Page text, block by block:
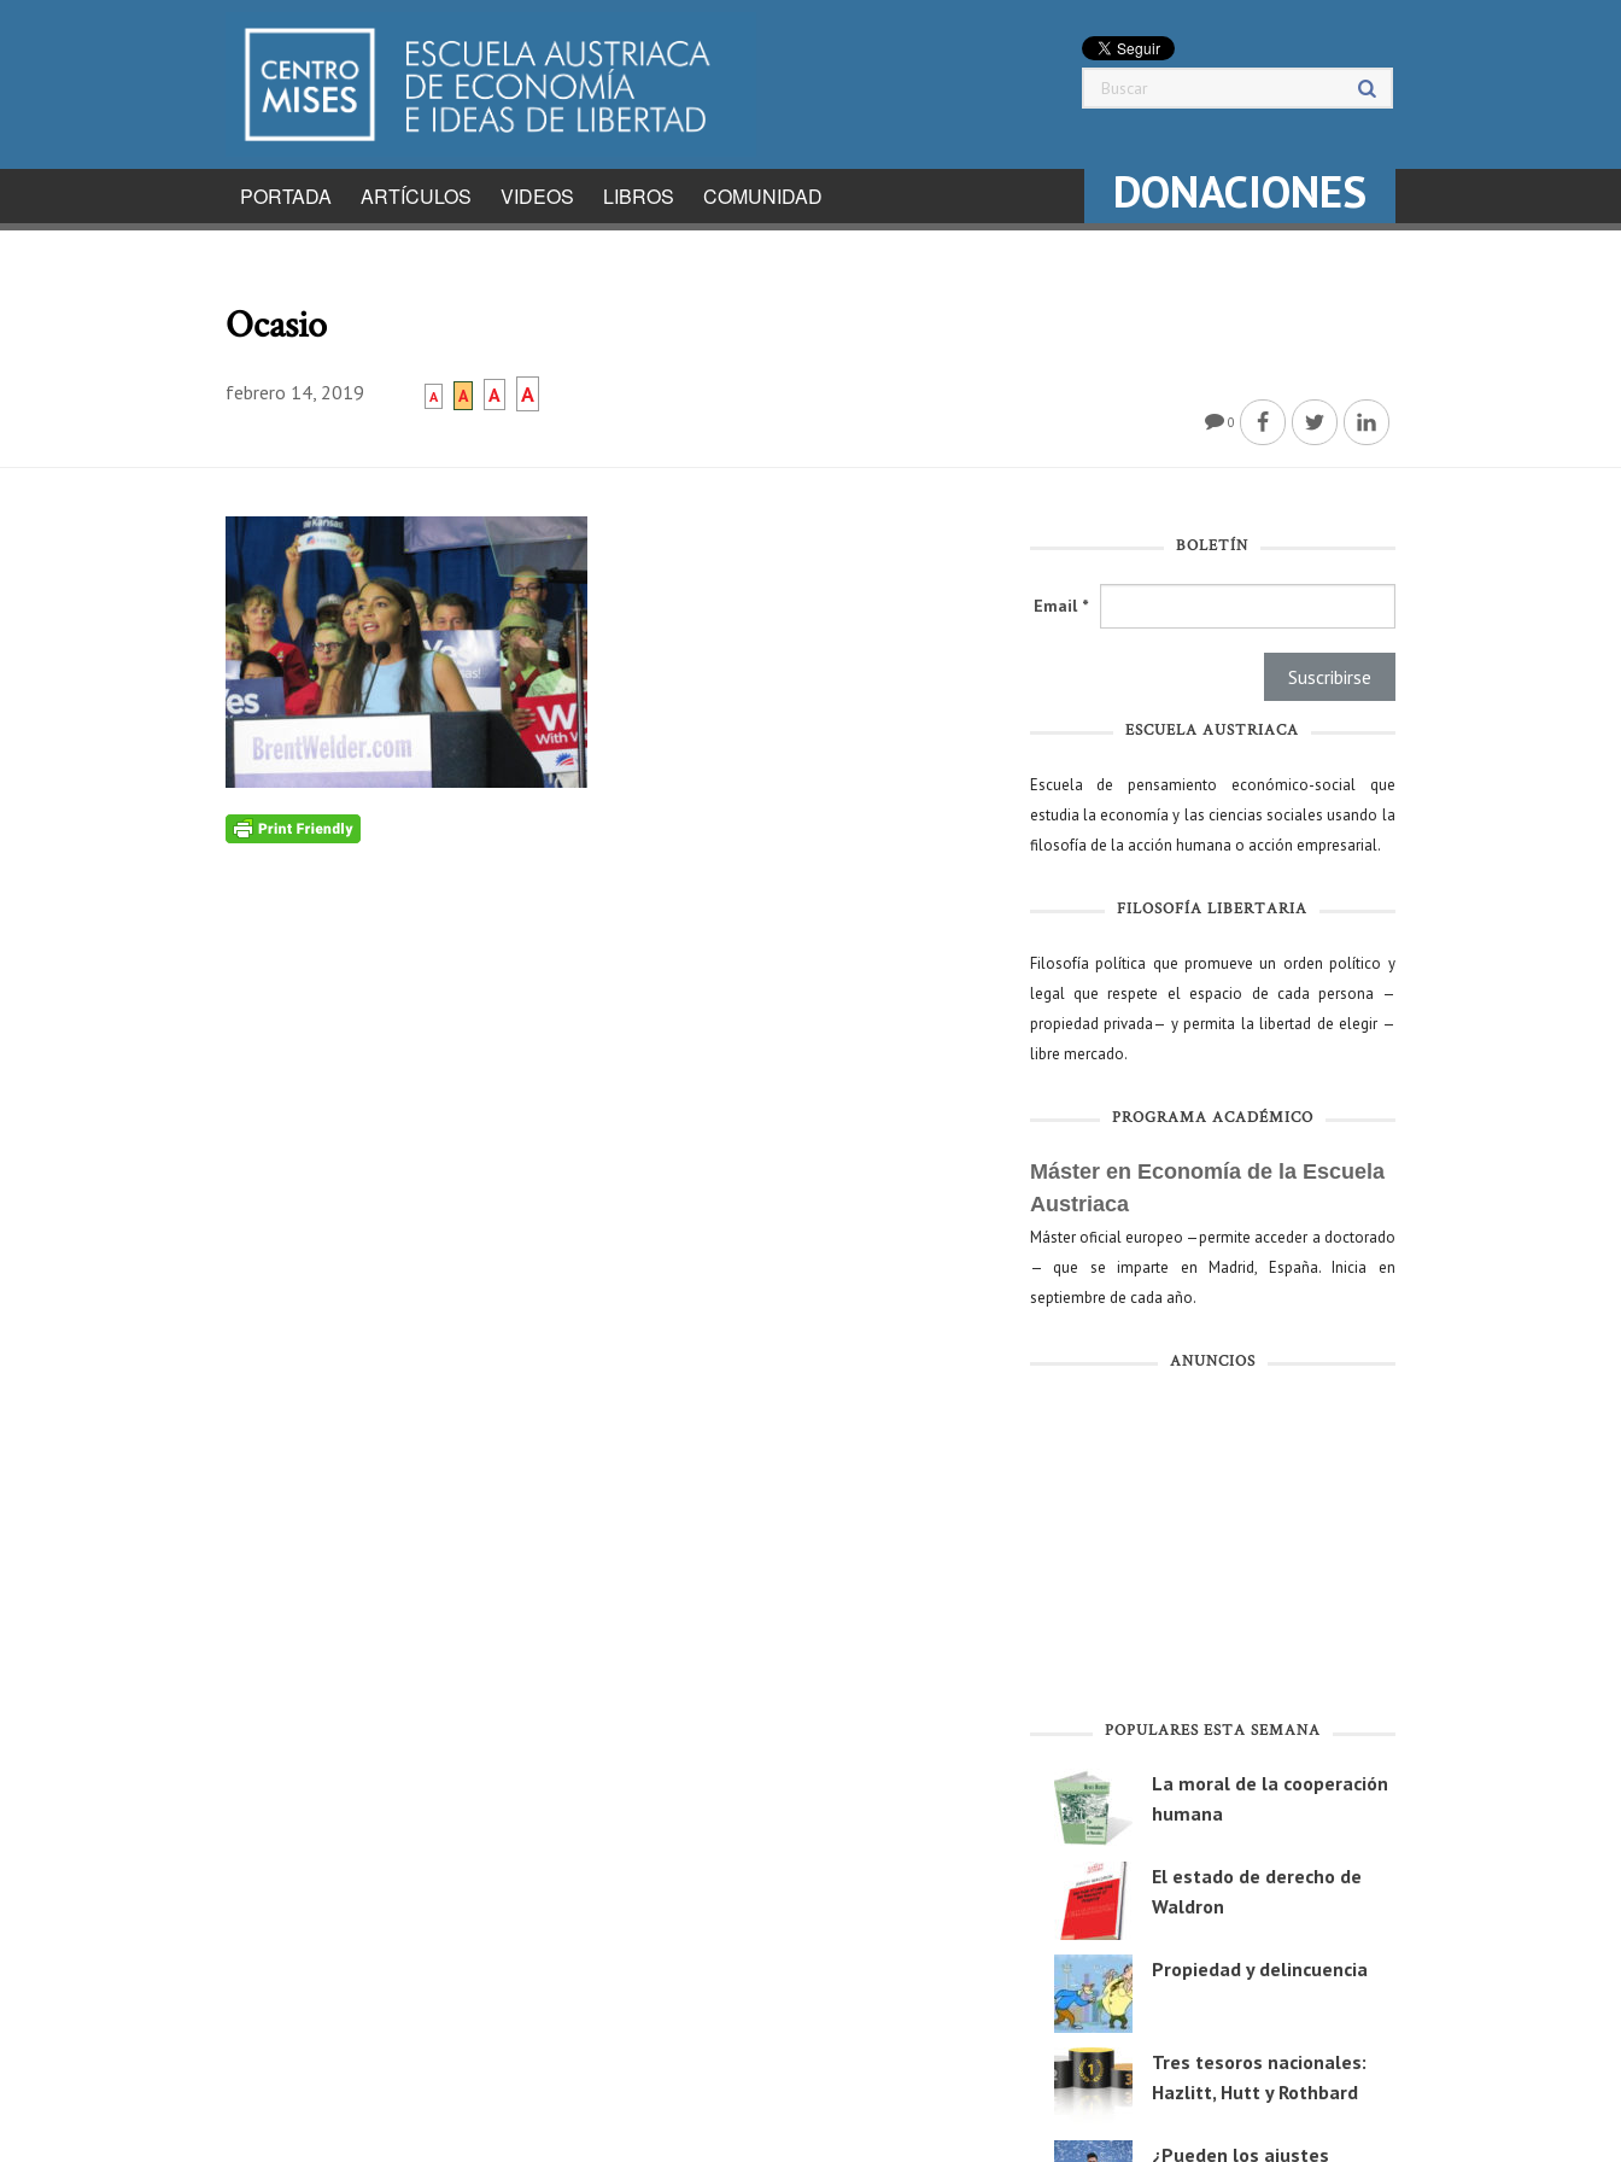
PORTADA ARTÍCULOS VIDEOS LIBROS COMUNIDAD DONACIONES
Ocasio
febrero 14, 2019 A A A A
0
BOLETÍN
Email *
ESCUELA AUSTRIACA
Escuela de pensamiento económico-social que
estudia la economía y las ciencias sociales usando la
filosofía de la acción humana o acción empresarial.
FILOSOFÍA LIBERTARIA
Filosofía política que promueve un orden político y
legal que respete el espacio de cada persona —
propiedad privada— y permita la libertad de elegir —
libre mercado.
PROGRAMA ACADÉMICO
Máster en Economía de la Escuela
Austriaca
Máster oficial europeo —permite acceder a doctorado
— que se imparte en Madrid, España. Inicia en
septiembre de cada año.
ANUNCIOS
POPULARES ESTA SEMANA
La moral de la cooperación
humana
El estado de derecho de
Waldron
Propiedad y delincuencia
Tres tesoros nacionales:
Hazlitt, Hutt y Rothbard
¿Pueden los ajustes